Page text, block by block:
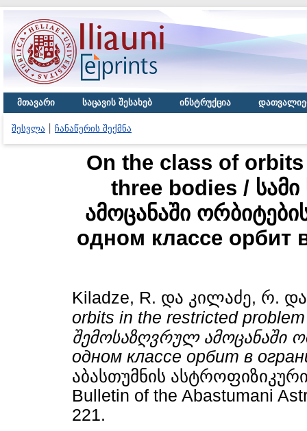
მთავარი საცავის შესახებ ინსტრუქცია
შესვლა ჩანაწერის შექმნა
On the class of
three bodies /
ამოცანაში
одном классе орбит
Kiladze, R. და კილაძე, რ.
orbits in the restricted
შემოსაზღვრულ ამოცანაში
одном классе орбит в
აბასთუმნის
Bulletin of the Abastumani
221.